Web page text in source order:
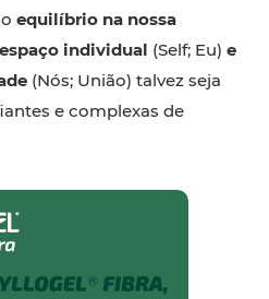
equilíbrio na nossa
individual (Self; Eu) e
(Nós; União) talvez seja
e complexas de